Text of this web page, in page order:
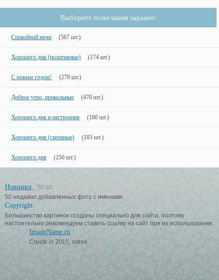
Выберите пожелания заранее:
Спокойной ночи (567 шт.)
Хорошего дня (позитивные) (174 шт.)
С новым годом! (279 шт.)
Доброе утро, прикольные (470 шт.)
Хорошего дня и настроения (180 шт.)
Хорошего дня (смешные) (183 шт.)
Хорошего дня (250 шт.)
Новинки
50 шт.
50 недавно добавленных фото с именами.
Copyright
Большинство картинок созданы специально для сайта, поэтому
настоятельно рекомендуем ставить ссылку на сайт при их использовании.
ImageName.ru
Create in 2015, retree